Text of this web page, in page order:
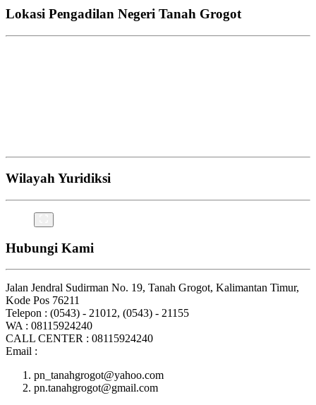
Lokasi Pengadilan Negeri Tanah Grogot
Wilayah Yuridiksi
Hubungi Kami
Jalan Jendral Sudirman No. 19, Tanah Grogot, Kalimantan Timur,
Kode Pos 76211
Telepon : (0543) - 21012, (0543) - 21155
WA : 08115924240
CALL CENTER : 08115924240
Email :
pn_tanahgrogot@yahoo.com
pn.tanahgrogot@gmail.com